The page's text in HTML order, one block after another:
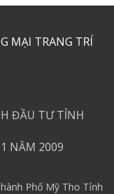
MẠI TRANG TRÍ
ĐẦU TƯ TỈNH
NĂM 2009
Phố Mỹ Tho Tỉnh